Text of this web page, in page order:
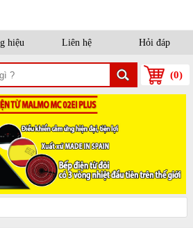
hiệu Liên hệ Hỏi đáp
(0)